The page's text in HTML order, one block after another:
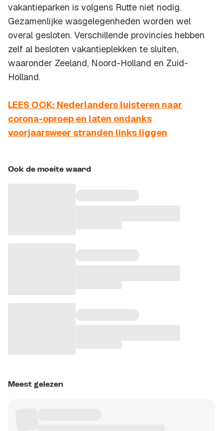
vakantieparken is volgens Rutte niet nodig.
Gezamenlijke wasgelegenheden worden wel
overal gesloten. Verschillende provincies hebben
zelf al besloten vakantieplekken te sluiten,
waaronder Zeeland, Noord-Holland en Zuid-
Holland.
LEES OOK: Nederlanders luisteren naar
corona-oproep en laten ondanks
voorjaarsweer stranden links liggen
Ook de moeite waard
Meest gelezen